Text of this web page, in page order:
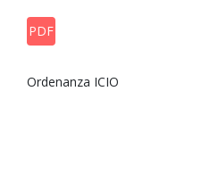
PDF
Ordenanza ICIO